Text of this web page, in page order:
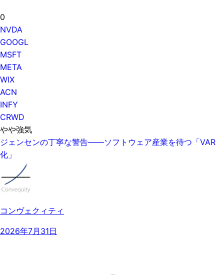
0
NVDA
GOOGL
MSFT
META
WIX
ACN
INFY
CRWD
やや強気
ジェンセンの丁寧な警告——ソフトウェア産業を待つ「VAR
化」
コンヴェクィティ
2026年7月31日